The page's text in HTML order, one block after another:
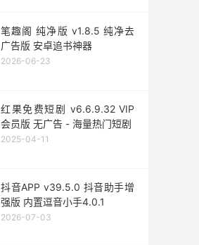
笔趣阁 纯净版 v1.8.5 纯净去
广告版 安卓追书神器
2026-06-23
红果免费短剧 v6.6.9.32 VIP
会员版 无广告 - 海量热门短剧
2025-04-11
抖音APP v39.5.0 抖音助手增
强版 内置逗音小手4.0.1
2026-07-03